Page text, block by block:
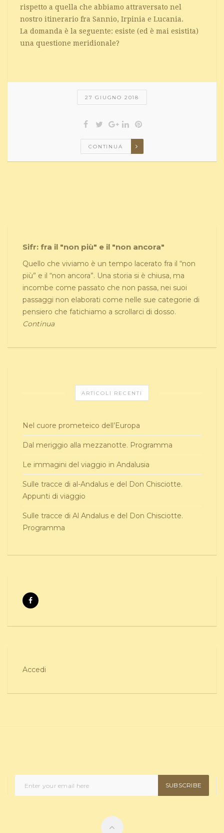
rispetto a quella che abbiamo attraversato nel
nostro itinerario fra Sannio, Irpinia e Lucania.
La domanda è la seguente: esiste (ed è mai esistita)
una questione meridionale?
27 GIUGNO 2018
CONTINUA
Sifr: fra il "non più" e il "non ancora"
Quello che viviamo è un tempo lacerato fra il “non
più” e il “non ancora”. Una storia si è chiusa, ma
incombe come passato che non passa, nei suoi
passaggi non elaborati come nelle sue categorie di
pensiero che fatichiamo a scrollarci di dosso.
Continua
ARTICOLI RECENTI
Nel cuore prometeico dell’Europa
Dal meriggio alla mezzanotte. Programma
Le immagini del viaggio in Andalusia
Sulle tracce di al-Andalus e del Don Chisciotte.
Appunti di viaggio
Sulle tracce di Al Andalus e del Don Chisciotte.
Programma
Accedi
SUBSCRIBE